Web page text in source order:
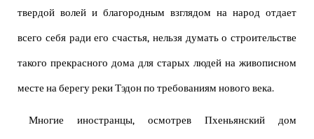
твердой волей и благородным взглядом на народ отдает
всего себя ради его счастья, нельзя думать о строительстве
такого прекрасного дома для старых людей на живописном
месте на берегу реки Тэдон по требованиям нового века.
Многие иностранцы, осмотрев Пхеньянский дом